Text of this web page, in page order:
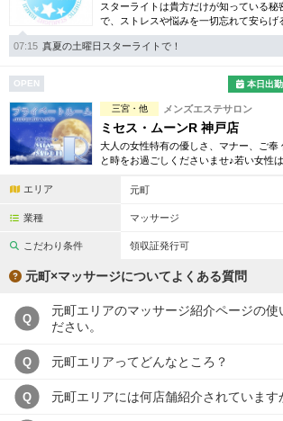
2名様歓迎 団体様歓迎
完全個室 半個室あり
ペアルームあり シャワー
フットバスあり 岩盤浴あり
専用駐車場あり 有資格者
日本人スタッフのみ
こだわり条件を変更
閉じる
スターライトは貴方だけが知っている秘
で、ストレスや悩みを一切忘れて安らげ
ような存在でありたいと考えます。
07:15 真夏の土曜日スターライトで！
OPEN 本日出
三宮・他 メンズエステサロン
ミセス・ムーンR 神戸店
大人の女性特有の優しさ、マナー、ご奉
と時をお過ごしくださいませ♪若い女性
エリア
元町
業種 マッサージ
こだわり条件 領収証発行可
元町×マッサージについてよくある質問
Q
元町エリアのマッサージ紹介ページの使
ださい。
Q 元町エリアってどんなところ？
Q 元町エリアには何店舗紹介されています